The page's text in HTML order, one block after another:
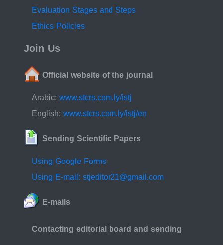
Evaluation Stages and Steps
Ethics Policies
Join Us
Official website of the journal
Arabic:www.stcrs.com.ly/istj
English:www.stcrs.com.ly/istj/en
Sending Scientific Papers
Using Google Forms
Using E-mail: stjeditor21@gmail.com
E-mails
Contacting editorial board and sending